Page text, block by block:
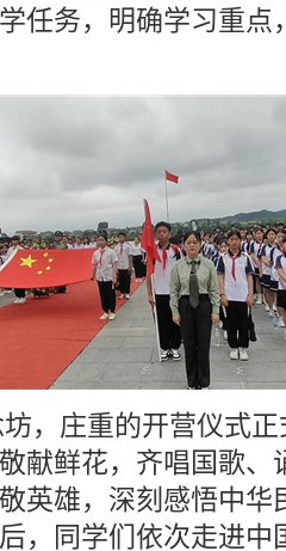
任务，明确学习重点
，庄重的开营仪式
献鲜花，齐唱国歌、
英雄，深刻感悟中华
，同学们依次走进中